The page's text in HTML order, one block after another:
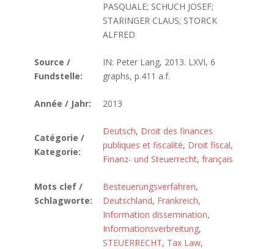
PASQUALE; SCHUCH JOSEF;
STARINGER CLAUS; STORCK
ALFRED
Source /
Fundstelle:
IN: Peter Lang, 2013. LXVI, 6
graphs, p.411 a.f.
Année / Jahr: 2013
Catégorie /
Kategorie:
Deutsch, Droit des finances
publiques et fiscalité, Droit fiscal,
Finanz- und Steuerrecht, français
Mots clef /
Schlagworte:
Besteuerungsverfahren,
Deutschland, Frankreich,
Information dissemination,
Informationsverbreitung,
STEUERRECHT, Tax Law,